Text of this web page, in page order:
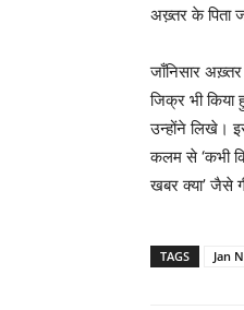
अख्‍़तर के पिता
जाँनिसार
जिक्र भी किया
उन्होंने लिखे।
कलम से ‘कभी
खबर क्या’ जैसे
TAGS Jan